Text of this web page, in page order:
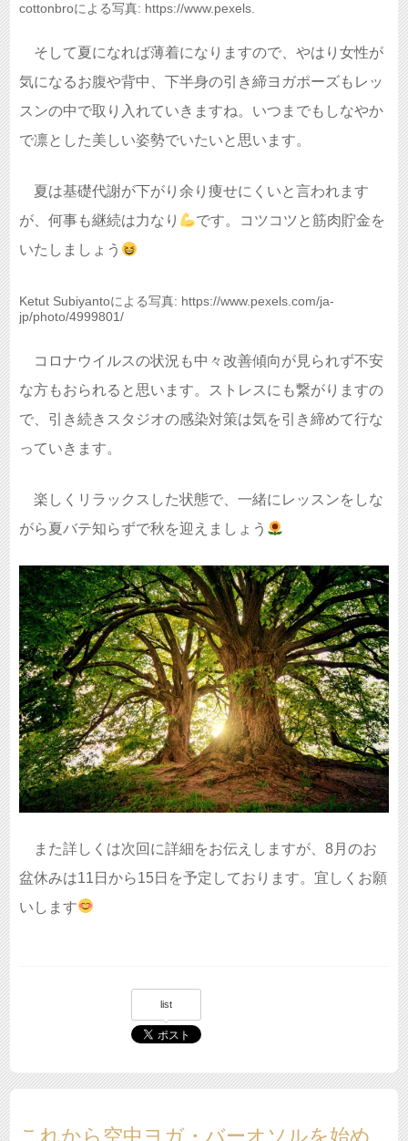
cottonbroによる写真: https://www.pexels.
そして夏になれば薄着になりますので、やはり女性が
気になるお腹や背中、下半身の引き締ヨガポーズもレッ
スンの中で取り入れていきますね。いつまでもしなやか
で凛とした美しい姿勢でいたいと思います。
夏は基礎代謝が下がり余り痩せにくいと言われます
が、何事も継続は力なり
です。コツコツと筋肉貯金を
いたしましょう
Ketut Subiyantoによる写真: https://www.pexels.com/ja-
jp/photo/4999801/
コロナウイルスの状況も中々改善傾向が見られず不安
な方もおられると思います。ストレスにも繋がりますの
で、引き続きスタジオの感染対策は気を引き締めて行な
っていきます。
楽しくリラックスした状態で、一緒にレッスンをしな
がら夏バテ知らずで秋を迎えましょう
また詳しくは次回に詳細をお伝えしますが、8月のお
盆休みは11日から15日を予定しております。宜しくお願
いします
list
これから空中ヨガ・バーオソルを始め